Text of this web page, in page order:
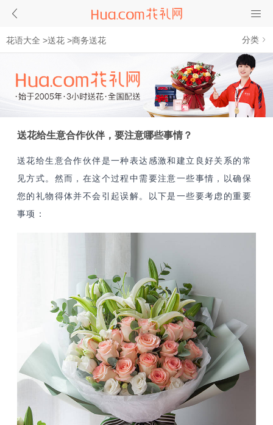
花语大全 >送花 >商务送花 分类
送花给生意合作伙伴，要注意哪些事情？
送花给生意合作伙伴是一种表达感激和建立良好关系的常
见方式。然而，在这个过程中需要注意一些事情，以确保
您的礼物得体并不会引起误解。以下是一些要考虑的重要
事项：